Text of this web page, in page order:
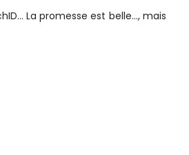
La promesse est belle…, mais